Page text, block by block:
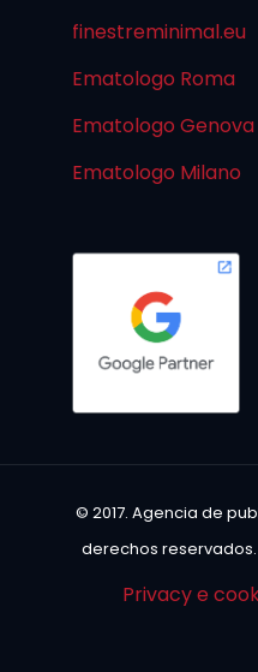
finestreminimal.eu
Ematologo Roma
Ematologo Genova
Ematologo Milano
© 2017. Agencia de
derechos reservados.
Privacy e